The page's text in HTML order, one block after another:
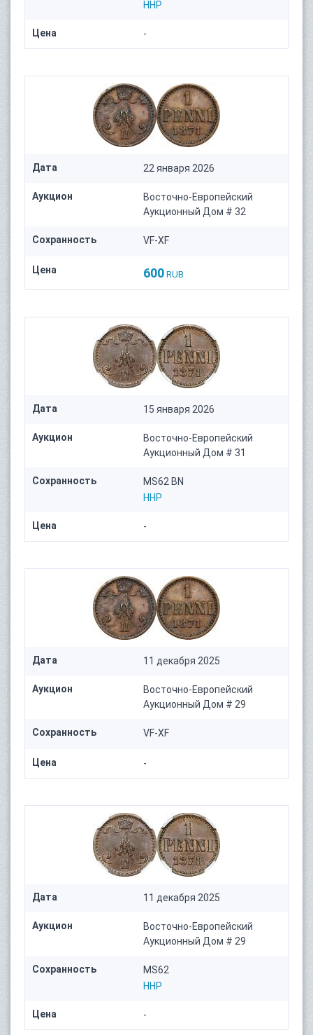
HHP
Цена -
Дата 22 января 2026
Аукцион
Восточно-Европейский
Аукционный Дом # 32
Сохранность VF-XF
Цена 600 RUB
Дата 15 января 2026
Аукцион
Восточно-Европейский
Аукционный Дом # 31
Сохранность
MS62 BN
HHP
Цена -
Дата 11 декабря 2025
Аукцион
Восточно-Европейский
Аукционный Дом # 29
Сохранность VF-XF
Цена -
Дата 11 декабря 2025
Аукцион
Восточно-Европейский
Аукционный Дом # 29
Сохранность
MS62
HHP
Цена -